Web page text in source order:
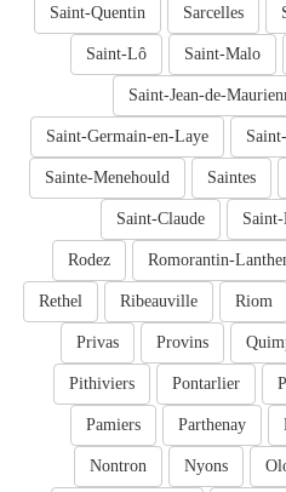
Sarcelles
Saint-Quentin
Saint-Malo
Saint-Lô
Saint-Jean-de-
Saint-Germain-en-Laye
Saintes
Sainte-Menehould
Saint-
Saint-Claude
Romorantin-
Rodez
Riom
Ribeauville
Rethel
Provins
Privas
Pontarlier
Pithiviers
Parthenay
Pamiers
Nyons
Nontron